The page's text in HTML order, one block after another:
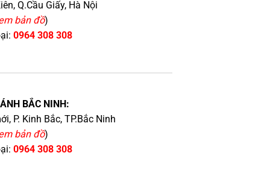
Q.Cầu Giấy, Hà Nội
bản đồ)
0964 308 308
BẮC NINH:
P. Kinh Bắc, TP.Bắc Ninh
bản đồ)
0964 308 308